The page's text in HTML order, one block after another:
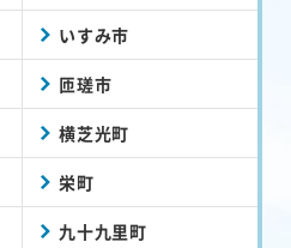
いすみ市
匝瑳市
横芝光町
栄町
九十九里町